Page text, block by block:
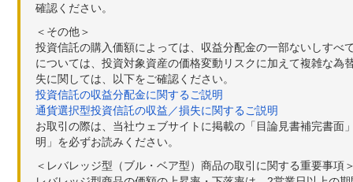
確認ください。
＜その他＞
投資信託の購入価額によっては、収益分配金の一部ないしす
については、投資対象資産の価格変動リスクに加えて複雑な
失に関しては、以下をご確認ください。
投資信託の収益分配金に関するご説明
通貨選択型投資信託の収益／損失に関するご説明
お取引の際は、当社ウェブサイトに掲載の「目論見書補完書
明」を必ずお読みください。
＜レバレッジ型（ブル・ベア型）商品の取引に関する重要事項